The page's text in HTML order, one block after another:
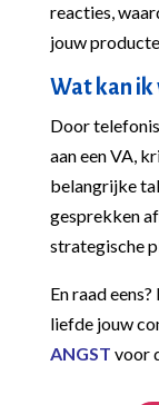
reacties,
jouw
Wat kan ik
Door
aan een VA,
belangrijke
gesprekken
strategische
En raad
liefde jouw
ANGST voor